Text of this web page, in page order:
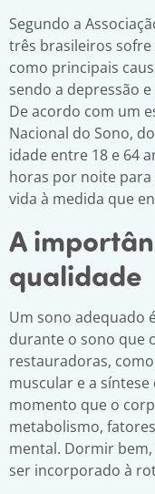
Segundo a
três brasileiros
como principais
sendo a depressão
De acordo com um
Nacional do Sono,
idade entre 18 e 64
horas por noite
vida à medida que
A
qualidade
Um sono adequado
durante o sono que
restauradoras,
muscular e a
momento que o
metabolismo,
mental. Dormir
ser incorporado à